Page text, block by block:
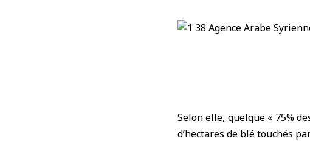
Selon elle, quelque « 75%
d’hectares de blé touchés